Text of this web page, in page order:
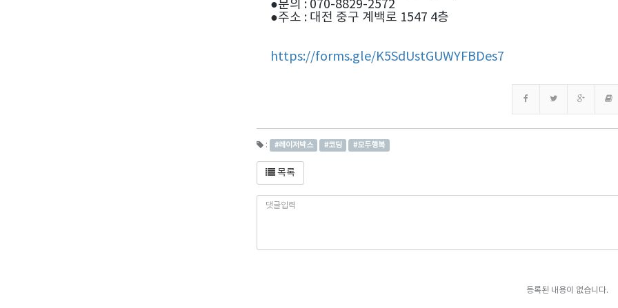
●문의 : 070-8829-2572
●주소 : 대전 중구 계백로 1547 4층
https://forms.gle/K5SdUstGUWYFBDes7
: #레이저박스 #코딩 #모두행복
목록
등록된 내용이 없습니다.